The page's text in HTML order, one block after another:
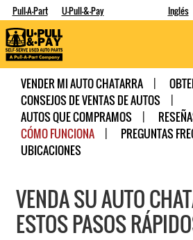
Pull-A-Part U-Pull-&-Pay Inglés
VENDER MI AUTO CHATARRA
CONSEJOS DE VENTAS DE AUTOS
AUTOS QUE COMPRAMOS
CÓMO FUNCIONA
PREGUNTAS
UBICACIONES
VENDA SU AUTO
ESTOS PASOS